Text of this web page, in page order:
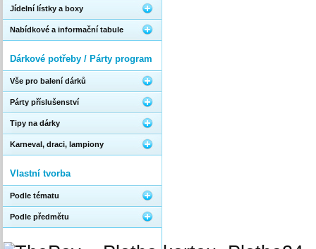
Jídelní lístky a boxy
Nabídkové a informační tabule
Dárkové potřeby / Párty program
Vše pro balení dárků
Párty příslušenství
Tipy na dárky
Karneval, draci, lampiony
Vlastní tvorba
Podle tématu
Podle předmětu